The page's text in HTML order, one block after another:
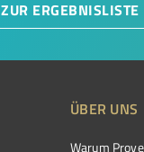
ZUR ERGEBNISLISTE
ÜBER UNS
Warum